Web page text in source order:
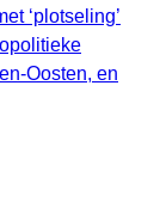
‘plotseling’
Oosten, en